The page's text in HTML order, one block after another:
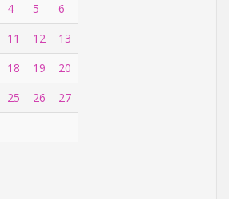
4 5
6
11 12
13
18 19
20
25 26
27